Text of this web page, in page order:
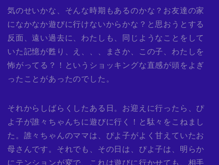
気のせいかな、そんな時期もあるのかな？お友達の家
になかなか遊びに行けないからかな？と思おうとする
反面、遠い過去に、わたしも、同じようなことをして
いた記憶が甦り、え、、、まさか、この子、わたしを
怖がってる？！というショッキングな直感が頭をよぎ
ったことがあったのでした。
それからしばらくしたある日。お迎えに行ったら、ぴ
よ子が誰々ちゃんちに遊びに行く！と駄々をこねまし
た。誰々ちゃんのママは、ぴよ子がよく甘えていたお
母さんです。それでも、その日は、ぴよ子は、明らか
にテンションが変で、これは遊びに行かせても、相手